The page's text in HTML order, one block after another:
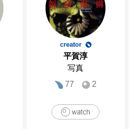
creator
平賀淳
写真
77
2